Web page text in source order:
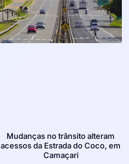
Mudanças no trânsito alteram
acessos da Estrada do Coco, em
Camaçari